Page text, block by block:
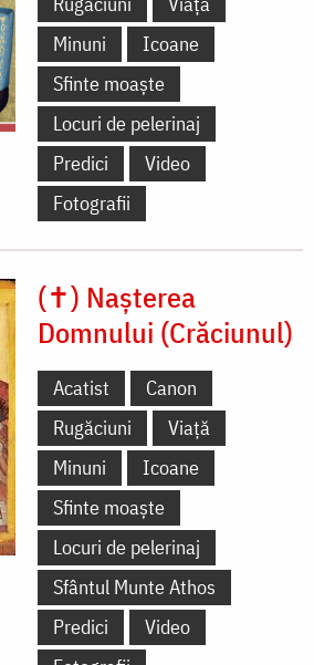
Minuni
Icoane
Sfinte moaște
Locuri de pelerinaj
Predici
Video
Fotografii
(✝) Nașterea
Domnului (Crăciunul)
Acatist
Canon
Rugăciuni
Viață
Minuni
Icoane
Sfinte moaște
Locuri de pelerinaj
Sfântul Munte Athos
Predici
Video